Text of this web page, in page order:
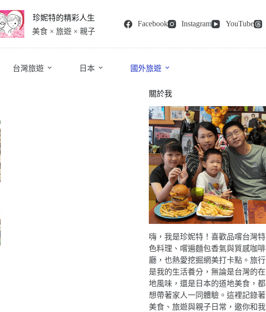
珍妮特的精彩人生
美食 × 旅遊 × 親子
Facebook Instagram YouTube
台灣旅遊 日本 國外旅遊
關於我
嗨，我是珍妮特！喜歡品嚐台灣特
色料理、嚐遍麵包香氣與質感咖啡
廳，也熱愛挖掘網美打卡點。旅行
是我的生活養分，無論是台灣的在
地風味，還是日本的道地美食，都
想帶著家人一同體驗。這裡記錄著
美食、旅遊與親子日常，邀你和我